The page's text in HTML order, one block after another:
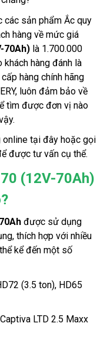
các sản phẩm Ắc quy
hàng về mức giá
70Ah) là 1.700.000
hàng đánh là
hàng chính hãng
luôn đảm bảo về
tìm được đơn vị nào
online tại đây hoặc gọi
được tư vấn cụ thể.
(12V-70Ah)
được sử dụng
thích hợp với nhiều
kể đến một số
(3.5 ton), HD65
LTD 2.5 Maxx